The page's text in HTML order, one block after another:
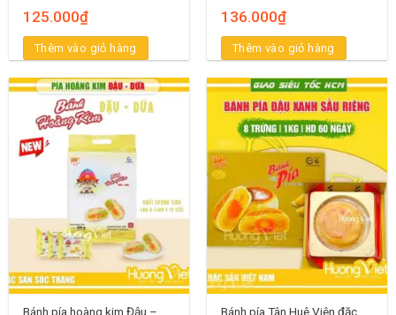
125.000₫
Thêm vào giỏ hàng
136.000₫
Thêm vào giỏ hàng
Bánh pía hoàng kim Đậu – Bánh pía Tân Huê Viên đặc